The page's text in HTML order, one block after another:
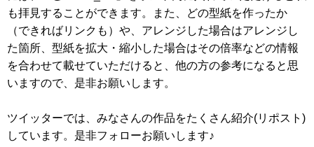
も拝見することができます。また、どの型紙を作ったか
（できればリンクも）や、アレンジした場合はアレンジし
た箇所、型紙を拡大・縮小した場合はその倍率などの情報
を合わせて載せていただけると、他の方の参考になると思
いますので、是非お願いします。
ツイッターでは、みなさんの作品をたくさん紹介(リポスト)
しています。是非フォローお願いします♪